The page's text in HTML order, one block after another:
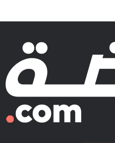
الإفريقي بمواجهة حافيا كوناكري